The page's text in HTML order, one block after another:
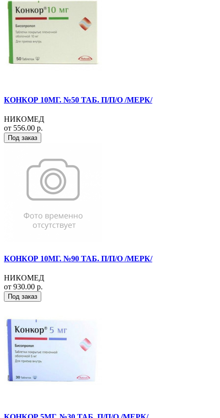
КОНКОР 10МГ. №50 ТАБ. П/П/О /МЕРК/
НИКОМЕД
от 556.00 р.
Под заказ
КОНКОР 10МГ. №90 ТАБ. П/П/О /МЕРК/
НИКОМЕД
от 930.00 р.
Под заказ